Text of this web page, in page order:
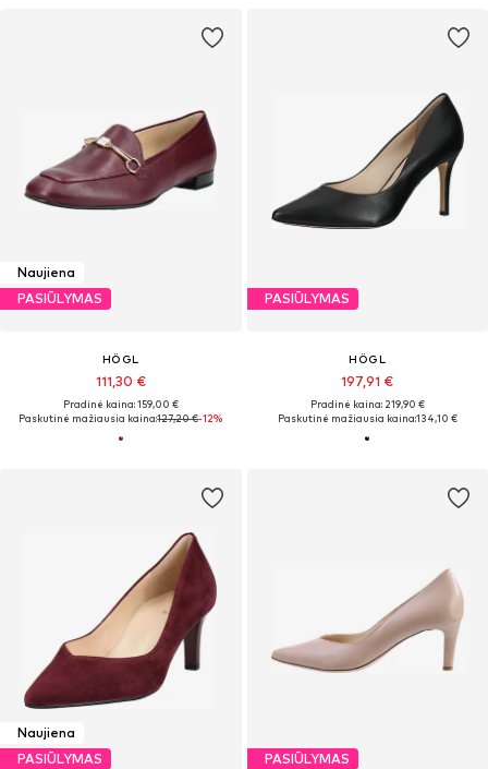
Naujiena
PASIŪLYMAS
HÖGL
111,30 €
Pradinė kaina: 159,00 €
Paskutinė mažiausia kaina:127,20 €-12%
PASIŪLYMAS
HÖGL
197,91 €
Pradinė kaina: 219,90 €
Paskutinė mažiausia kaina:134,10 €
Naujiena
PASIŪLYMAS
PASIŪLYMAS